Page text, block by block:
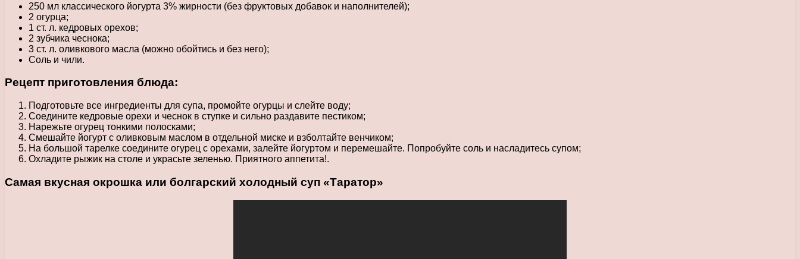
250 мл классического йогурта 3% жирности (без фруктовых добавок и наполнителей);
2 огурца;
1 ст. л. кедровых орехов;
2 зубчика чеснока;
3 ст. л. оливкового масла (можно обойтись и без него);
Соль и чили.
Рецепт приготовления блюда:
Подготовьте все ингредиенты для супа, промойте огурцы и слейте воду;
Соедините кедровые орехи и чеснок в ступке и сильно раздавите пестиком;
Нарежьте огурец тонкими полосками;
Смешайте йогурт с оливковым маслом в отдельной миске и взболтайте венчиком;
На большой тарелке соедините огурец с орехами, залейте йогуртом и перемешайте. Попробуйте соль и насладитесь супом;
Охладите рыжик на столе и украсьте зеленью. Приятного аппетита!.
Самая вкусная окрошка или болгарский холодный суп «Таратор»